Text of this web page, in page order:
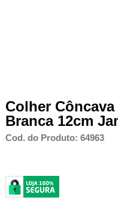
Colher
Branca 12cm
Cod. do Produto: 64963